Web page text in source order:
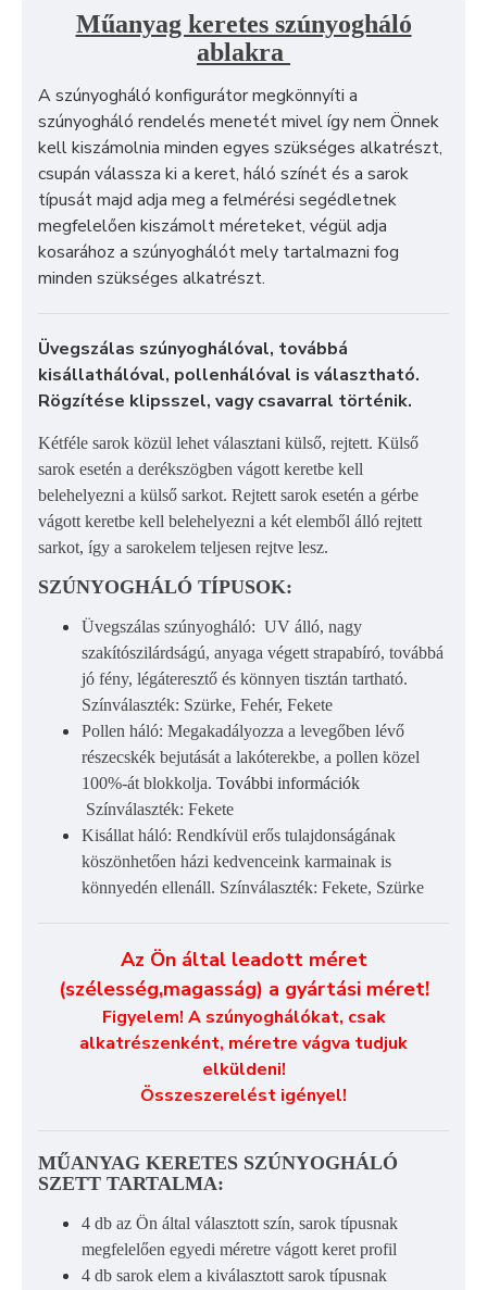
Műanyag keretes szúnyogháló
ablakra
A szúnyogháló konfigurátor megkönnyíti a
szúnyogháló rendelés menetét mivel így nem Önnek
kell kiszámolnia minden egyes szükséges alkatrészt,
csupán válassza ki a keret, háló színét és a sarok
típusát majd adja meg a felmérési segédletnek
megfelelően kiszámolt méreteket, végül adja
kosarához a szúnyoghálót mely tartalmazni fog
minden szükséges alkatrészt.
Üvegszálas szúnyoghálóval, továbbá
kisállathálóval, pollenhálóval is választható.
Rögzítése klipsszel, vagy csavarral történik.
Kétféle sarok közül lehet választani külső, rejtett. Külső
sarok esetén a derékszögben vágott keretbe kell
belehelyezni a külső sarkot. Rejtett sarok esetén a gérbe
vágott keretbe kell belehelyezni a két elemből álló rejtett
sarkot, így a sarokelem teljesen rejtve lesz.
SZÚNYOGHÁLÓ TÍPUSOK:
Üvegszálas szúnyogháló: UV álló, nagy
szakítószilárdságú, anyaga végett strapabíró, továbbá
jó fény, légáteresztő és könnyen tisztán tartható.
Színválaszték: Szürke, Fehér, Fekete
Pollen háló: Megakadályozza a levegőben lévő
részecskék bejutását a lakóterekbe, a pollen közel
100%-át blokkolja. További információk
Színválaszték: Fekete
Kisállat háló: Rendkívül erős tulajdonságának
köszönhetően házi kedvenceink karmainak is
könnyedén ellenáll. Színválaszték: Fekete, Szürke
Az Ön által leadott méret
(szélesség,magasság) a gyártási méret!
Figyelem! A szúnyoghálókat, csak
alkatrészenként, méretre vágva tudjuk
elküldeni!
Összeszerelést igényel!
MŰANYAG KERETES SZÚNYOGHÁLÓ
SZETT TARTALMA:
4 db az Ön által választott szín, sarok típusnak
megfelelően egyedi méretre vágott keret profil
4 db sarok elem a kiválasztott sarok típusnak